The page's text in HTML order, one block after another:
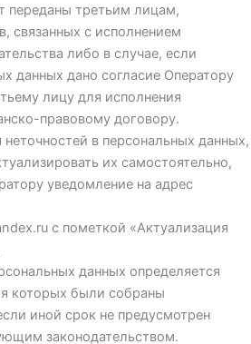
переданы третьим лицам,
связанных с исполнением
либо в случае, если
данных дано согласие Оператору
лицу для исполнения
правовому договору.
в персональных данных,
их самостоятельно,
уведомление на адрес
с пометкой «Актуализация
данных определяется
которых были собраны
иной срок не предусмотрен
законодательством.